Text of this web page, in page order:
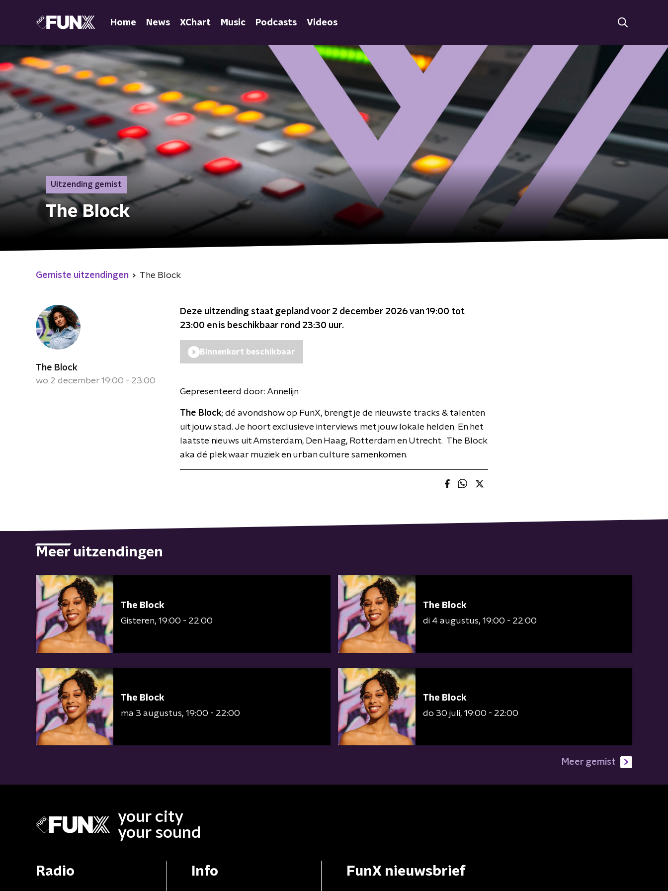
Home News XChart Music Podcasts Videos
Uitzending gemist
The Block
Gemiste uitzendingen The Block
The Block
wo 2 december 19:00 - 23:00
Deze uitzending staat gepland voor 2 december 2026 van 19:00 tot
23:00 en is beschikbaar rond 23:30 uur.
Binnenkort beschikbaar
Gepresenteerd door: Annelijn
The Block; dé avondshow op FunX, brengt je de nieuwste tracks & talenten
uit jouw stad. Je hoort exclusieve interviews met jouw lokale helden. En het
laatste nieuws uit Amsterdam, Den Haag, Rotterdam en Utrecht. The Block
aka dé plek waar muziek en urban culture samenkomen.
Meer uitzendingen
The Block
Gisteren 19:00 - 22:00
The Block
di 4 augustus 19:00 - 22:00
The Block
ma 3 augustus 19:00 - 22:00
The Block
do 30 juli 19:00 - 22:00
Meer gemist
your city
your sound
Radio Info FunX nieuwsbrief